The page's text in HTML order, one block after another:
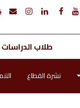
طلاب الدراسات
نشرة القطاع